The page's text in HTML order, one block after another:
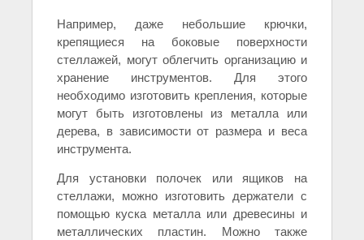
Например, даже небольшие крючки,
крепящиеся на боковые поверхности
стеллажей, могут облегчить организацию и
хранение инструментов. Для этого
необходимо изготовить крепления, которые
могут быть изготовлены из металла или
дерева, в зависимости от размера и веса
инструмента.
Для установки полочек или ящиков на
стеллажи, можно изготовить держатели с
помощью куска металла или древесины и
металлических пластин. Можно также